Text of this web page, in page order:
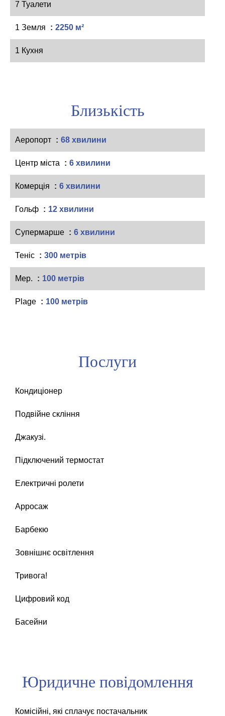
7 Туалети
1 Земля 2250 м²
1 Кухня
Близькість
Аеропорт 68 хвилини
Центр міста 6 хвилини
Комерція 6 хвилини
Гольф 12 хвилини
Супермарше 6 хвилини
Теніс 300 метрів
Мер. 100 метрів
Plage 100 метрів
Послуги
Кондиціонер
Подвійне скління
Джакузі.
Підключений термостат
Електричні ролети
Арросаж
Барбекю
Зовнішнє освітлення
Тривога!
Цифровий код
Басейни
Юридичне повідомлення
Комісійні, які сплачує постачальник